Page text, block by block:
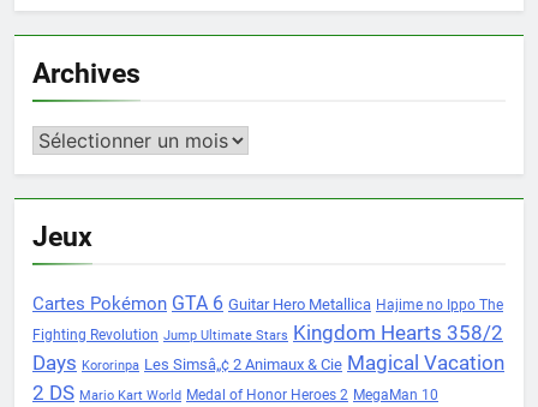
Archives
Archives
Jeux
Cartes Pokémon GTA 6 Guitar Hero Metallica Hajime no Ippo The
Fighting Revolution Jump Ultimate Stars Kingdom Hearts 358/2
Days Kororinpa Les Simsâ„¢ 2 Animaux & Cie Magical Vacation
2 DS Mario Kart World Medal of Honor Heroes 2 MegaMan 10